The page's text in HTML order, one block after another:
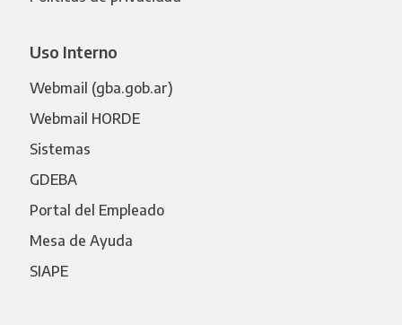
Uso Interno
Webmail (gba.gob.ar)
Webmail HORDE
Sistemas
GDEBA
Portal del Empleado
Mesa de Ayuda
SIAPE